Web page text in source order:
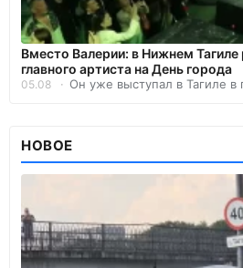
Вместо Валерии: в Нижнем
главного артиста на День города
05.08 Он уже выступал в Тагиле
НОВОЕ